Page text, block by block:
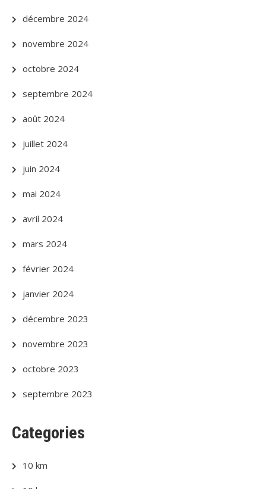
décembre 2024
novembre 2024
octobre 2024
septembre 2024
août 2024
juillet 2024
juin 2024
mai 2024
avril 2024
mars 2024
février 2024
janvier 2024
décembre 2023
novembre 2023
octobre 2023
septembre 2023
Categories
10 km